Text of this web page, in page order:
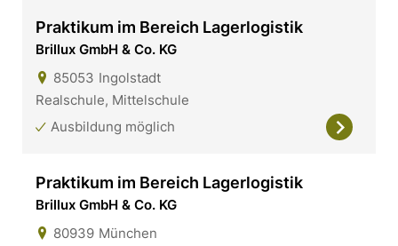
Praktikum im Bereich Lagerlogistik
Brillux GmbH & Co. KG
85053 Ingolstadt
Realschule, Mittelschule
Ausbildung möglich
Praktikum im Bereich Lagerlogistik
Brillux GmbH & Co. KG
80939 München